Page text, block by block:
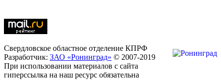
Свердловское областное отделение КПРФ
Разработчик: ЗАО «Ронинград» © 2007-2019
При использовании материалов с сайта
гиперссылка на наш ресурс обязательна